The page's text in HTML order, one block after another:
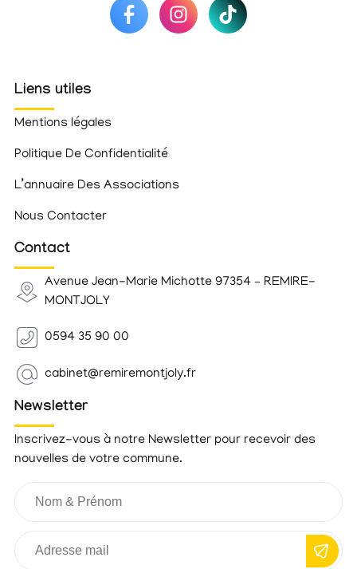
Liens utiles
Mentions légales
Politique De Confidentialité
L’annuaire Des Associations
Nous Contacter
Contact
Avenue Jean-Marie Michotte 97354 – REMIRE-
MONTJOLY
0594 35 90 00
cabinet@remiremontjoly.fr
Newsletter
Inscrivez-vous à notre Newsletter pour recevoir des
nouvelles de votre commune.